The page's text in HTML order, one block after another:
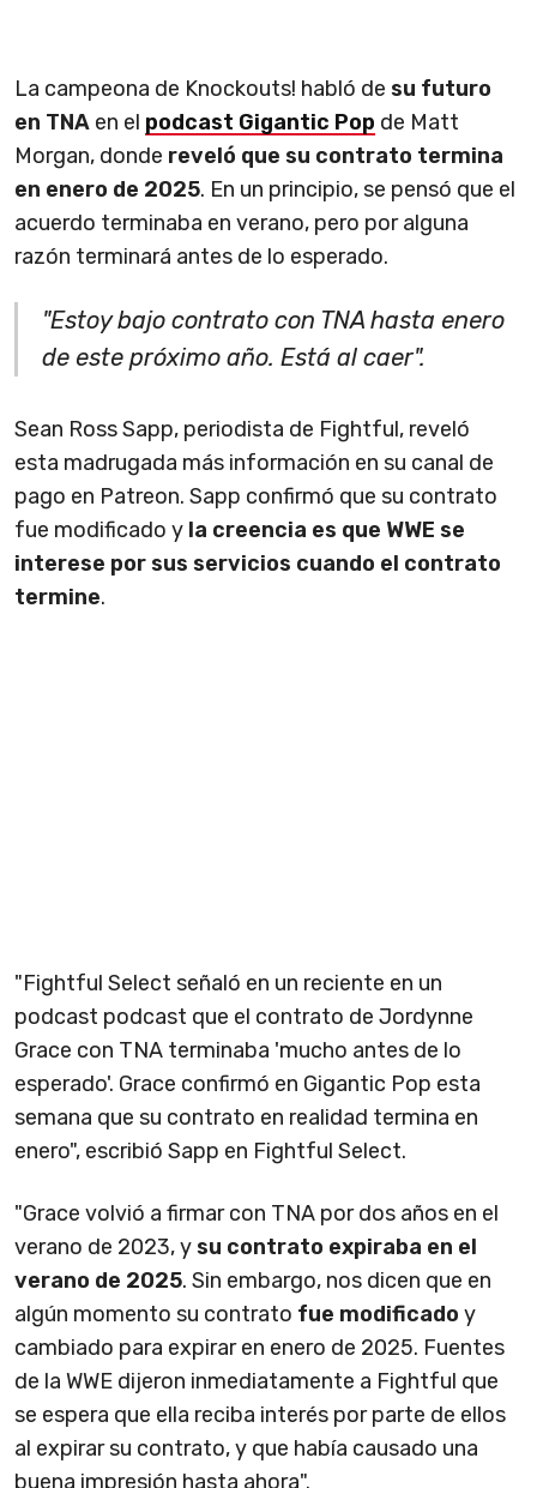
La campeona de Knockouts! habló de su futuro
en TNA en el podcast Gigantic Pop de Matt
Morgan, donde reveló que su contrato termina
en enero de 2025. En un principio, se pensó que el
acuerdo terminaba en verano, pero por alguna
razón terminará antes de lo esperado.
"Estoy bajo contrato con TNA hasta enero
de este próximo año. Está al caer".
Sean Ross Sapp, periodista de Fightful, reveló
esta madrugada más información en su canal de
pago en Patreon. Sapp confirmó que su contrato
fue modificado y la creencia es que WWE se
interese por sus servicios cuando el contrato
termine.
"Fightful Select señaló en un reciente en un
podcast podcast que el contrato de Jordynne
Grace con TNA terminaba 'mucho antes de lo
esperado'. Grace confirmó en Gigantic Pop esta
semana que su contrato en realidad termina en
enero", escribió Sapp en Fightful Select.
"Grace volvió a firmar con TNA por dos años en el
verano de 2023, ysu contrato expiraba en el
verano de 2025. Sin embargo, nos dicen que en
algún momento su contrato fue modificado y
cambiado para expirar en enero de 2025. Fuentes
de la WWE dijeron inmediatamente a Fightful que
se espera que ella reciba interés por parte de ellos
al expirar su contrato, y que había causado una
buena impresión hasta ahora".